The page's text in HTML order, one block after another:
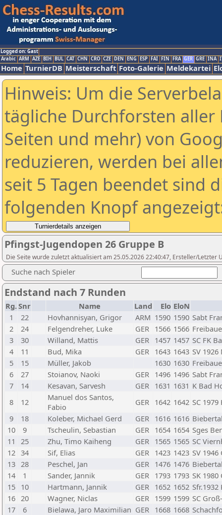
Logged on: Gast
Arabic ARM AZE BIH BUL CAT CHN CRO CZE DEN ENG ESP FAI FIN FRA GER GRE INA
Home TurnierDB Meisterschaft Foto-Galerie Meldekartei
Hinweis: Um die
tägliche Durchforsten aller
Seiten und mehr) von
reduzieren, werden bei
seit 5 Tagen beendet sind
folgenden Knopf
Pfingst-Jugendopen 26 Gruppe B
Die Seite wurde zuletzt aktualisiert am 25.05.2026 22:40:47, Ersteller/Letzter
Suche nach Spieler
Endstand nach 7 Runden
Rg.Snr Name Land Elo EloN
1
22 Hovhannisyan, Grigor ARM 1590 1590 Sabt
2
24 Felgendreher, Luke GER 1566 1566
3
30 Willand, Mattis GER 1457 1457 SC FK
4
11 Bud, Mika GER 1643 1643 SV
5
15 Müller, Jakob 1630 1630
6
27 Stoianov, Naoki GER 1496 1496 Sabt
7
14 Kesavan, Sarvesh GER 1631 1631 K Bad
8
12
Manuel dos Santos,
Fabio
GER 1642 1642 SC
9
18 Koleber, Michael Gerd GER 1616 1616
10
9 Tscheulin, Sebastian GER 1654 1654 Sges
11
25 Zhu, Timo Kaiheng GER 1565 1565 SC
12 34 Sif, Elias GER 1423 1423 SV
13 28 Peschel, Jan GER 1476 1476
14
1 Sander, Jannik GER 1793 1793 SK
15 10 Hartmann, Jannik GER 1652 1652
16 20 Wagner, Niclas GER 1599 1599 SC
17
6 Bielawa, Jaro Maximilian GER 1668 1668